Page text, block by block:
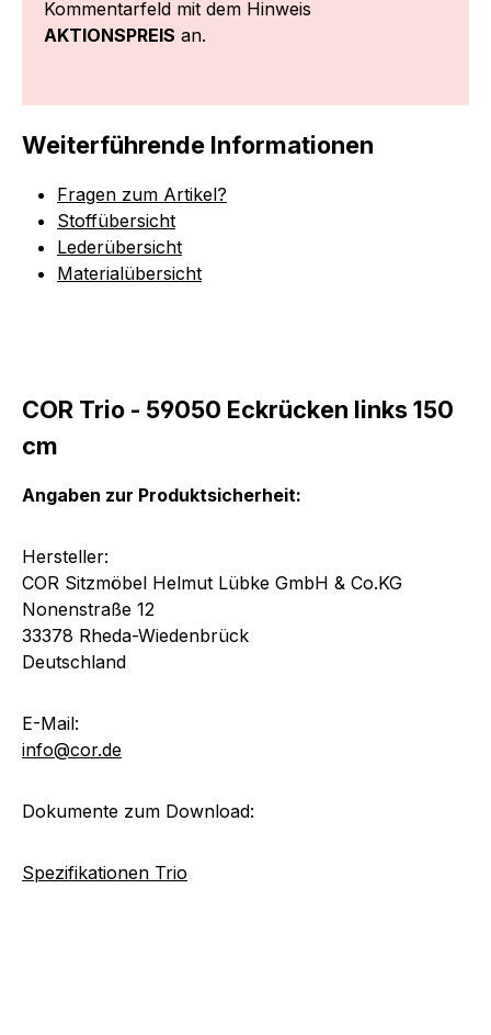
Kommentarfeld mit dem Hinweis
AKTIONSPREIS an.
Weiterführende Informationen
Fragen zum Artikel?
Stoffübersicht
Lederübersicht
Materialübersicht
COR Trio - 59050 Eckrücken links 150
cm
Angaben zur Produktsicherheit:
Hersteller:
COR Sitzmöbel Helmut Lübke GmbH & Co.KG
Nonenstraße 12
33378 Rheda-Wiedenbrück
Deutschland
E-Mail:
info@cor.de
Dokumente zum Download:
Spezifikationen Trio